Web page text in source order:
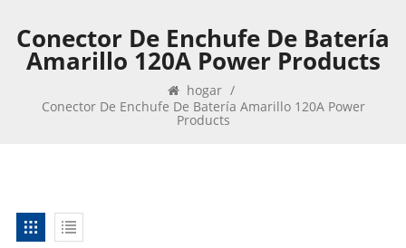
Conector De Enchufe De Batería
Amarillo 120A Power Products
hogar /
Conector De Enchufe De Batería Amarillo 120A Power
Products